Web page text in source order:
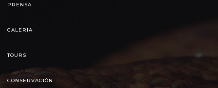
PRENSA
GALERÍA
TOURS
CONSERVACIÓN